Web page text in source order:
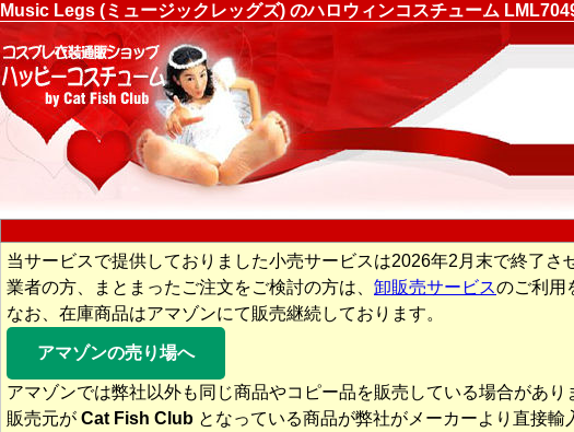
Music Legs (ミュージックレッグズ) のハロウィンコスチューム
当サービスで提供しておりました小売サービスは2026年2月末で終了さ
業者の方、まとまったご注文をご検討の方は、 卸販売サービスのご利用
なお、在庫商品はアマゾンにて販売継続しております。
アマゾンの売り場へ
アマゾンでは弊社以外も同じ商品やコピー品を販売している場合があり
販売元が Cat Fish Club となっている商品が弊社がメーカーより直接輸